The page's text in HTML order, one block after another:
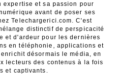
expertise et sa passion pour
avant de poser ses
Telechargerici.com. C'est
distinctif de perspicacité
et d'ardeur pour les dernières
en téléphonie, applications et
désormais le média, en
lecteurs des contenus à la fois
et captivants.